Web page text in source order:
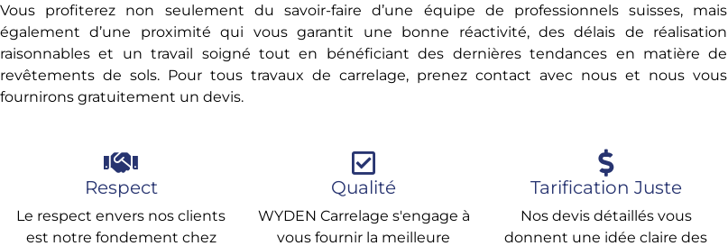
Vous profiterez non seulement du savoir-faire d’une équipe de professionnels suisses, mais
également d’une proximité qui vous garantit une bonne réactivité, des délais de réalisation
raisonnables et un travail soigné tout en bénéficiant des dernières tendances en matière de
revêtements de sols. Pour tous travaux de carrelage, prenez contact avec nous et nous vous
fournirons gratuitement un devis.
Respect
Le respect envers nos clients
est notre fondement chez
Qualité
WYDEN Carrelage s'engage à
vous fournir la meilleure
Tarification Juste
Nos devis détaillés vous
donnent une idée claire des